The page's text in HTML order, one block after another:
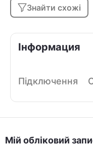
Знайти схожі
Інформация
Підключення
Мій обліковий